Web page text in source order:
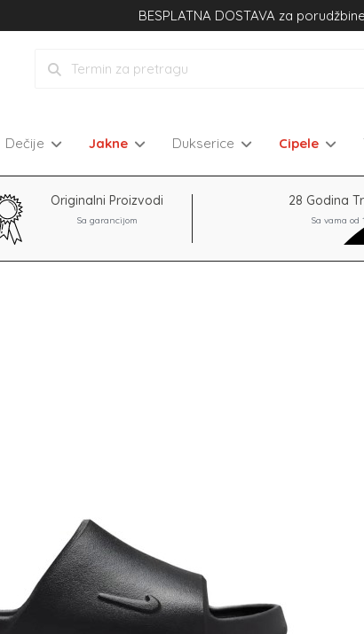
BESPLATNA DOSTAVA za
Dečije Jakne Dukserice Cipele
Originalni Proizvodi
Sa garancijom
28 Godina
Sa vama od